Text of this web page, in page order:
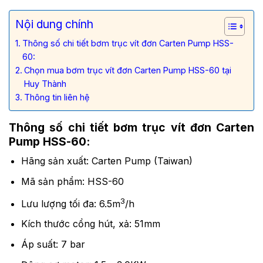
Nội dung chính
Thông số chi tiết bơm trục vít đơn Carten Pump HSS-
60:
Chọn mua bơm trục vít đơn Carten Pump HSS-60 tại
Huy Thành
Thông tin liên hệ
Thông số chi tiết bơm trục vít đơn Carten
Pump HSS-60:
Hãng sản xuất: Carten Pump (Taiwan)
Mã sản phẩm: HSS-60
Lưu lượng tối đa: 6.5m3/h
Kích thước cổng hút, xả: 51mm
Áp suất: 7 bar